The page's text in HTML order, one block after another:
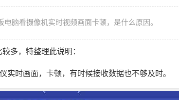
脑看摄像机实时视频画面卡顿，是什么原因。
多，特整理此说明：
实时画面，卡顿，有时候接收数据也不够及时。